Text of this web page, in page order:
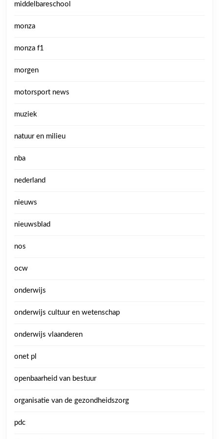
middelbareschool
monza
monza f1
morgen
motorsport news
muziek
natuur en milieu
nba
nederland
nieuws
nieuwsblad
nos
ocw
onderwijs
onderwijs cultuur en wetenschap
onderwijs vlaanderen
onet pl
openbaarheid van bestuur
organisatie van de gezondheidszorg
pdc